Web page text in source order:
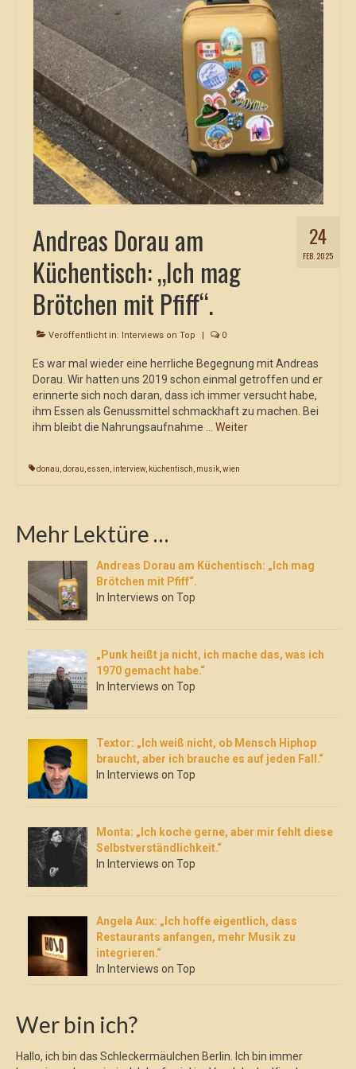
24
FEB. 2025
Andreas Dorau am
Küchentisch: „Ich mag
Brötchen mit Pfiff“.
Veröffentlicht in: Interviews on Top | 0
Es war mal wieder eine herrliche Begegnung mit Andreas
Dorau. Wir hatten uns 2019 schon einmal getroffen und er
erinnerte sich noch daran, dass ich immer versucht habe,
ihm Essen als Genussmittel schmackhaft zu machen. Bei
ihm bleibt die Nahrungsaufnahme … Weiter
donau dorau essen interview, küchentisch musik wien
Mehr Lektüre …
Andreas Dorau am Küchentisch: „Ich mag
Brötchen mit Pfiff“.
In Interviews on Top
„Punk heißt ja nicht, ich mache das, was ich
1970 gemacht habe.“
In Interviews on Top
Textor: „Ich weiß nicht, ob Mensch Hiphop
braucht, aber ich brauche es auf jeden Fall.“
In Interviews on Top
Monta: „Ich koche gerne, aber mir fehlt diese
Selbstverständlichkeit.“
In Interviews on Top
Angela Aux: „Ich hoffe eigentlich, dass
Restaurants anfangen, mehr Musik zu
integrieren.“
In Interviews on Top
Wer bin ich?
Hallo, ich bin das Schleckermäulchen Berlin. Ich bin immer